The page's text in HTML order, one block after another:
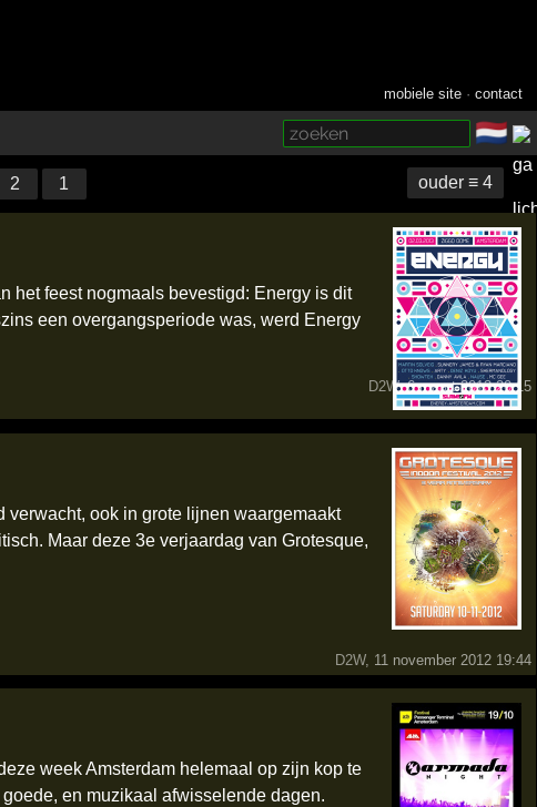
mobiele site ·contact
🇳🇱
2 1 ouder ≡ 4
het feest nogmaals bevestigd: Energy is dit
een overgangsperiode was, werd Energy
D2W, 6 maart 2013 20:15
verwacht, ook in grote lijnen waargemaakt
Maar deze 3e verjaardag van Grotesque,
D2W, 11 november 2012 19:44
week Amsterdam helemaal op zijn kop te
en muzikaal afwisselende dagen.